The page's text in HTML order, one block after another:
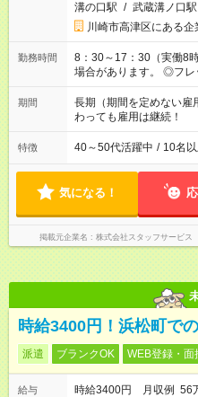
溝の口駅 / 武蔵溝ノ口駅
川崎市高津区にある企
勤務時間
8：30～17：30（実働8
場合があります。 ◎フレックス勤務が可能な就業先もありま
す。 ◎今よりもさらに
改革に全社をあげて取り
期間
長期（期間を定めない雇
わっても雇用は継続！
特徴 40～50代活躍中 / 10名
気になる！
掲載元企業名 株式会社スタッフサービス
時給3400円！浜松町で
派遣 ブランクOK WEB登録・面
給与
時給3400円 月収例 56